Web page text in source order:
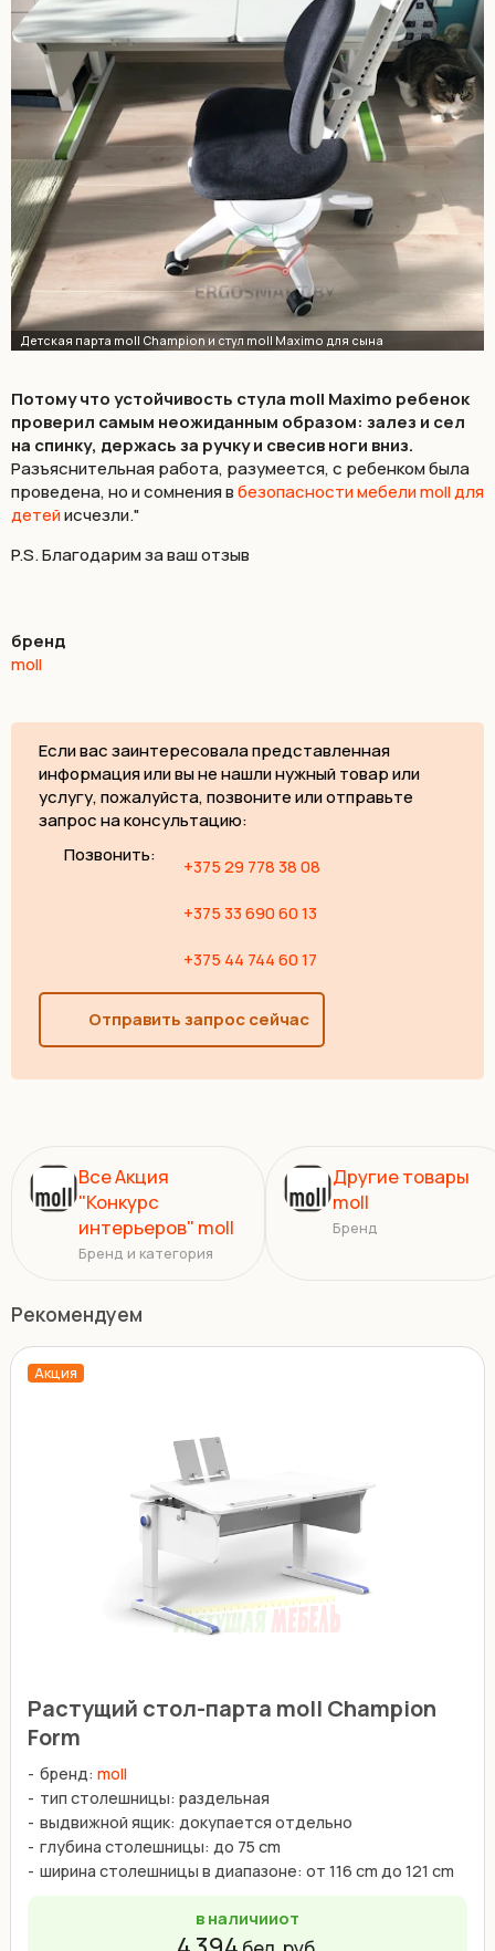
Потому что устойчивость стула moll Maximo ребенок
проверил самым неожиданным образом: залез и сел
на спинку, держась за ручку и свесив ноги вниз.
Разъяснительная работа, разумеется, с ребенком была
проведена, но и сомнения вбезопасности мебели moll для
детейисчезли."
P.S. Благодарим за ваш отзыв
бренд
moll
Если вас заинтересовала представленная
информация или вы не нашли нужный товар или
услугу, пожалуйста, позвоните или отправьте
запрос на консультацию:
Позвонить:
+375 29 778 38 08
+375 33 690 60 13
+375 44 744 60 17
Отправить запрос сейчас
Все Акция
"Конкурс
интерьеров" moll
Бренд и категория
Другие товары
moll
Бренд
Рекомендуем
Акция
Растущий стол-парта moll Champion
Form
бренд: moll
тип столешницы: раздельная
выдвижной ящик: докупается отдельно
глубина столешницы: до 75 cm
ширина столешницы в диапазоне: от 116 cm до 121 cm
в наличииот